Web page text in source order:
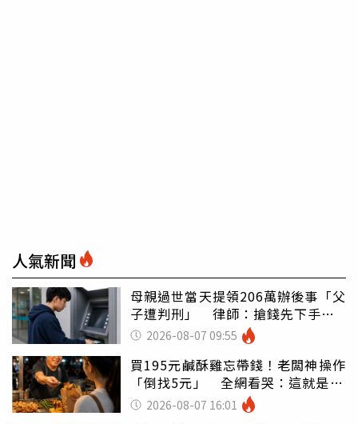
人氣新聞
母親過世當天提領206萬辦後事「父
子遭判刑」 律師：搶錢先下手是
罪 2026-08-07 09:55
買195元鹹酥雞忘帶錢！老闆神操作
「倒找5元」 全網看哭：這就是台
灣 2026-08-07 16:01